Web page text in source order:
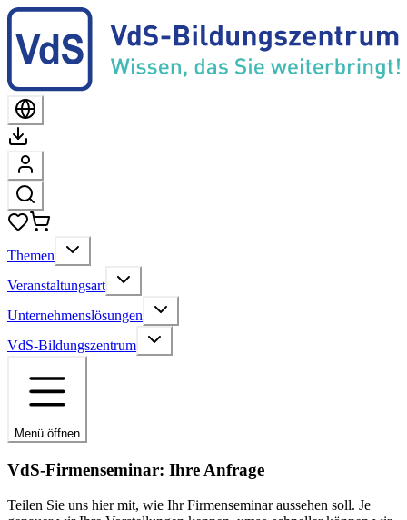
Themen
Veranstaltungsart
Unternehmenslösungen
VdS-Bildungszentrum
Menü öffnen
VdS-Firmenseminar: Ihre Anfrage
Teilen Sie uns hier mit, wie Ihr Firmenseminar aussehen soll. Je